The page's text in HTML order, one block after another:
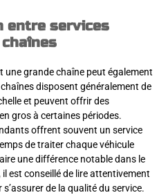
entre services
une grande chaîne peut également
disposent généralement de
et peuvent offrir des
gros à certaines périodes.
offrent souvent un service
de traiter chaque véhicule
une différence notable dans le
est conseillé de lire attentivement
de la qualité du service.